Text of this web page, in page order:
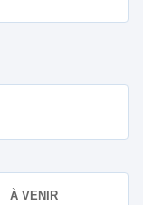
À VENIR